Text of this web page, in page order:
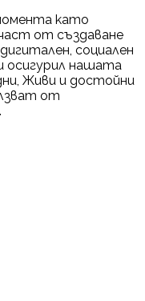
като
от създаване
социален
осигурил нашата
Живи и достойни
от